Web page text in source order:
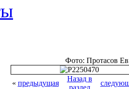
Фото: Протасов
« предыдущая
Назад в
раздел